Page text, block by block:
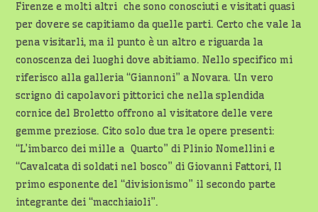
Firenze e molti altri che sono conosciuti e visitati quasi
per dovere se capitiamo da quelle parti. Certo che vale la
pena visitarli, ma il punto è un altro e riguarda la
conoscenza dei luoghi dove abitiamo. Nello specifico mi
riferisco alla galleria “Giannoni” a Novara. Un vero
scrigno di capolavori pittorici che nella splendida
cornice del Broletto offrono al visitatore delle vere
gemme preziose. Cito solo due tra le opere presenti:
“L’imbarco dei mille a Quarto” di Plinio Nomellini e
“Cavalcata di soldati nel bosco” di Giovanni Fattori, Il
primo esponente del “divisionismo” il secondo parte
integrante dei “macchiaioli”.